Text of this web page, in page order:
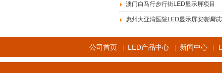
澳门白马行步行街LED显示屏项目
惠州大亚湾医院LED显示屏安装调
公司首页 LED产品中心 新闻中心